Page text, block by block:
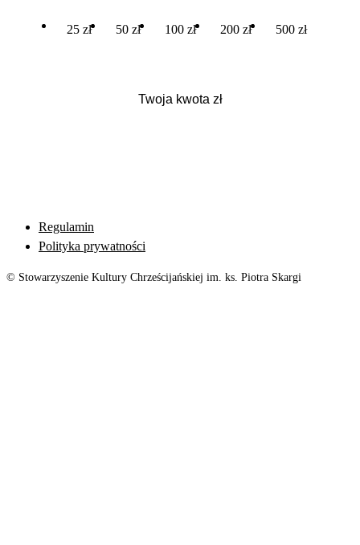
25 zł 50 zł 100 zł 200 zł 500 zł
Regulamin
Polityka prywatności
© Stowarzyszenie Kultury Chrześcijańskiej im. ks. Piotra Skargi